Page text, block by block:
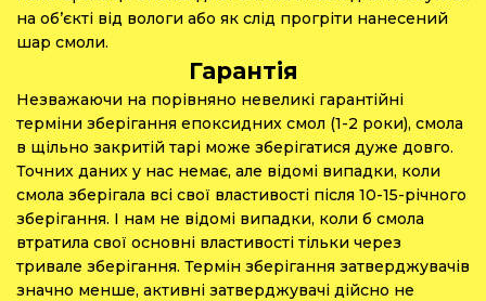
на об’єкті від вологи або як слід прогріти нанесений
шар смоли.
Гарантія
Незважаючи на порівняно невеликі гарантійні
терміни зберігання епоксидних смол (1-2 роки), смола
в щільно закритій тарі може зберігатися дуже довго.
Точних даних у нас немає, але відомі випадки, коли
смола зберігала всі свої властивості після 10-15-річного
зберігання. І нам не відомі випадки, коли б смола
втратила свої основні властивості тільки через
тривале зберігання. Термін зберігання затверджувачів
значно менше, активні затверджувачі дійсно не